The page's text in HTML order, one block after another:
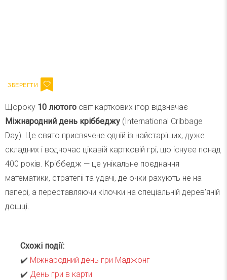
Щороку 10 лютого світ карткових ігор відзначає
Міжнародний день кріббеджу (International Cribbage
Day). Це свято присвячене одній із найстаріших, дуже
складних і водночас цікавій картковій грі, що існуєе понад
400 років. Кріббедж — це унікальне поєднання
математики, стратегії та удачі, де очки рахують не на
папері, а переставляючи кілочки на спеціальній дерев’яній
дошці.
Схожі події:
✔️ Міжнародний день гри Маджонг
✔️ День гри в карти